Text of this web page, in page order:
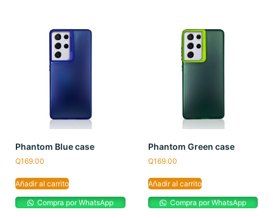
Phantom Blue case
Q169.00
Añadir al carrito
Compra por WhatsApp
Phantom Green case
Q169.00
Añadir al carrito
Compra por WhatsApp